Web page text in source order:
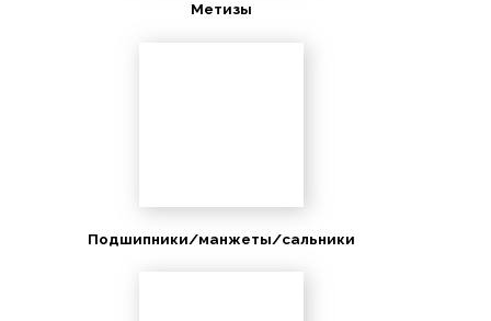
Метизы
Подшипники/манжеты/сальники